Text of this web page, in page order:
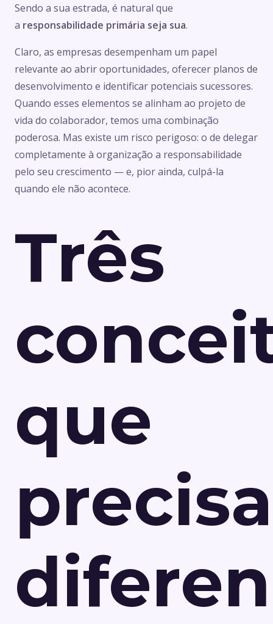
Sendo a sua estrada, é natural que
a responsabilidade primária seja sua.
Claro, as empresas desempenham um papel
relevante ao abrir oportunidades, oferecer planos de
desenvolvimento e identificar potenciais sucessores.
Quando esses elementos se alinham ao projeto de
vida do colaborador, temos uma combinação
poderosa. Mas existe um risco perigoso: o de delegar
completamente à organização a responsabilidade
pelo seu crescimento — e, pior ainda, culpá-la
quando ele não acontece.
Três
que